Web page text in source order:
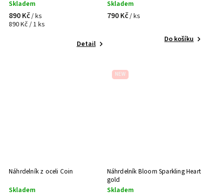
Skladem
890 Kč/ ks
890 Kč / 1 ks
Detail
Skladem
790 Kč/ ks
Do košíku
Náhrdelník z oceli Coin
Skladem
NEW
Náhrdelník Bloom Sparkling Heart
gold
Skladem